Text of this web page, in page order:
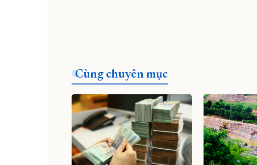
Cùng chuyên mục